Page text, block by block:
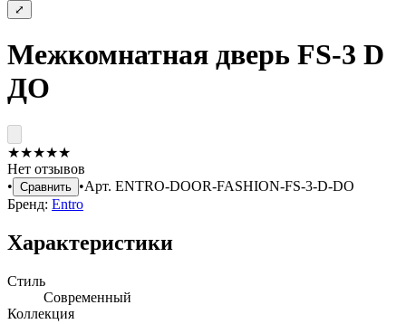
⤢
Межкомнатная дверь FS-3 D
ДО
★★★★★
Нет отзывов
• Сравнить •Арт. ENTRO-DOOR-FASHION-FS-3-D-DO
Бренд: Entro
Характеристики
Стиль
Современный
Коллекция